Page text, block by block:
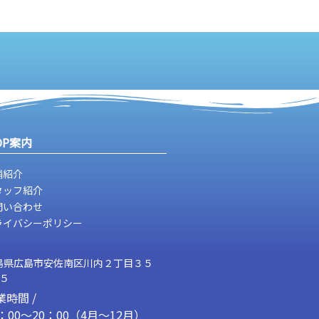
案内
紹介
ッフ紹介
合わせ
イバシーポリシー
県広島市安佐南区川内２丁目３５
時間 /
00～20：00（4月～12月）